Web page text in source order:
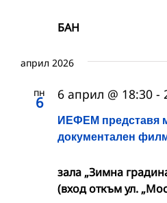
БАН
април 2026
пн
6
ИЕФЕМ представя
документален
6 април @ 18:30 -
зала „Зимна
(вход откъм ул.